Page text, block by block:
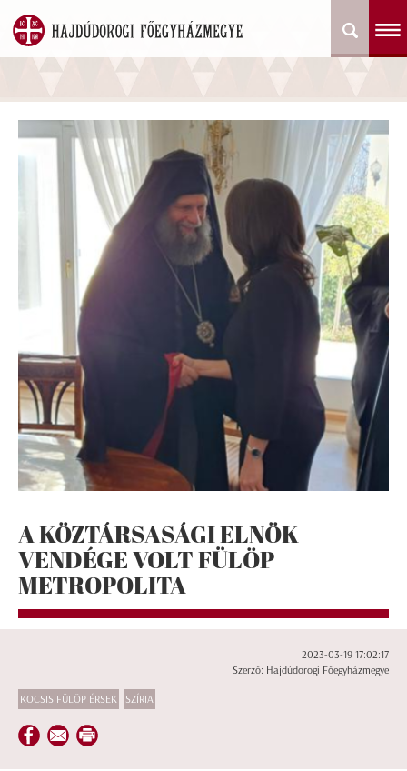
A KÖZTÁRSASÁGI ELNÖK
VENDÉGE VOLT FÜLÖP
METROPOLITA
2023-03-19 17:02:17
Szerző: Hajdúdorogi Főegyházmegye
KOCSIS FÜLÖP ÉRSEK SZÍRIA